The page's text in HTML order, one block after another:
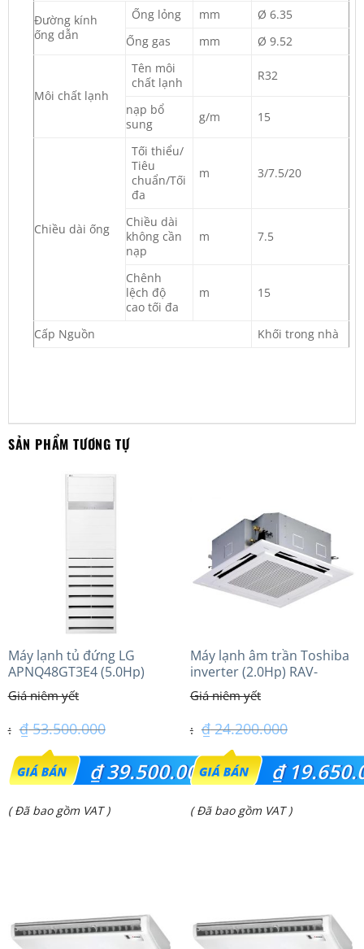
Đường kính
ống dẫn
Ống lỏng mm
Ø 6.35
Ống gas
mm Ø 9.52
Môi chất lạnh
Tên môi
chất lạnh
R32
nạp bổ
sung
g/m 15
Chiều dài ống
Tối thiểu/
Tiêu
chuẩn/Tối
đa
m 3/7.5/20
Chiều dài
không cần
nạp
m 7.5
Chênh
lệch độ
cao tối đa
m 15
Cấp Nguồn Khối trong nhà
SẢN PHẨM TƯƠNG TỰ
Máy lạnh tủ đứng LG
APNQ48GT3E4 (5.0Hp)
Inverter
₫53.500.000
Giá
gốc
là:
₫39.500.000
Giá
₫ 39.500.000.
( Đã bao gồm VAT )
Máy lạnh âm trần Toshiba
inverter (2.0Hp) RAV-
GV1801AP-V
₫24.200.000
Giá
gốc
là:
₫
Giá
₫ 19.650.000.
( Đã bao gồm VAT )